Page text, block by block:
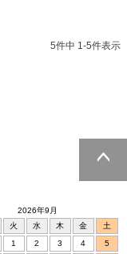
5件中 1-5件表示
2026年9月
火 水 木 金
土
1
2 3 4
5